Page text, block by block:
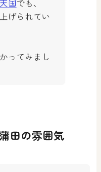
国でも、
げられてい
ってみまし
田の雰囲気